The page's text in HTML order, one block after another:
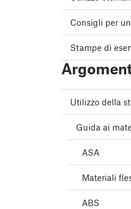
Consigli per
Stampe di
Utilizzo della
Guida ai
ASA
Materiali
ABS